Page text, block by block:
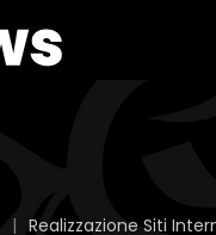
| Realizzazione Siti